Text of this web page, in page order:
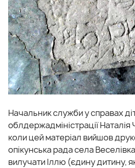
Начальник служби у справах
облдержадміністрації
коли цей матеріал вийшов
опікунська рада села
вилучати Іллю (єдину дитину,